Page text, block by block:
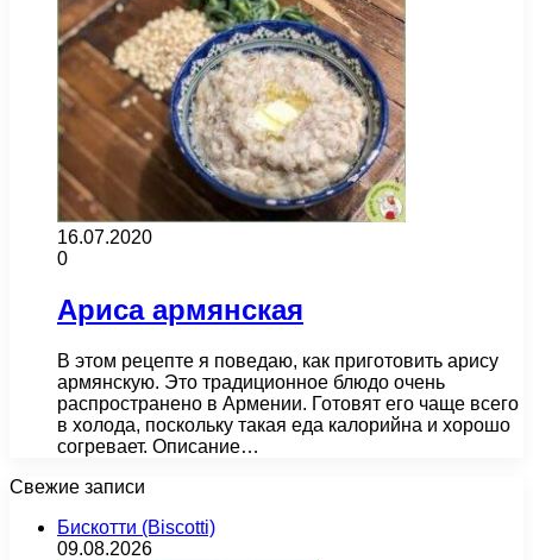
16.07.2020
0
Ариса армянская
В этом рецепте я поведаю, как приготовить арису
армянскую. Это традиционное блюдо очень
распространено в Армении. Готовят его чаще всего
в холода, поскольку такая еда калорийна и хорошо
согревает. Описание…
Свежие записи
Бискотти (Biscotti)
09.08.2026